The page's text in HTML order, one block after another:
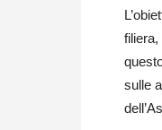
sulle